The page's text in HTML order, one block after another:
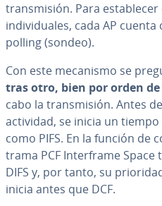
tra­n­s­mi­sión. Para
in­di­vi­dua­les, cada AP
polling (sondeo).
Con este mecanismo se
tras otro, bien por orden
cabo la tra­n­s­mi­sión. Antes
actividad, se inicia un
como PIFS. En la función de
trama PCF In­te­r­fra­me
DIFS y, por tanto, su
inicia antes que DCF.